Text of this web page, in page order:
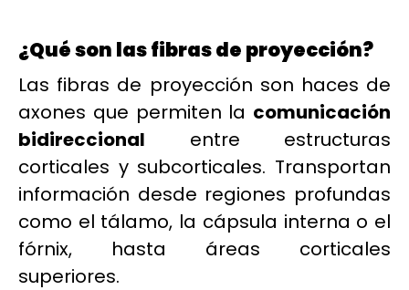
¿Qué son las fibras de proyección?
Las fibras de proyección son haces de
axones que permiten la comunicación
bidireccional entre estructuras
corticales y subcorticales. Transportan
información desde regiones profundas
como el tálamo, la cápsula interna o el
fórnix, hasta áreas corticales
superiores.